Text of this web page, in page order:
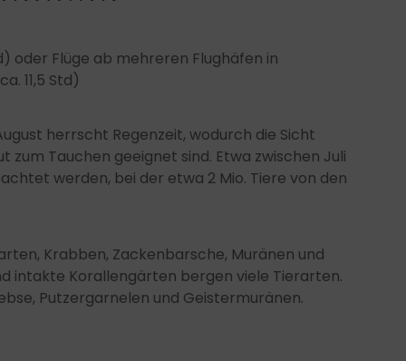
oder Flüge ab mehreren Flughäfen in
11,5 Std)
herrscht Regenzeit, wodurch die Sicht
Tauchen geeignet sind. Etwa zwischen Juli
werden, bei der etwa 2 Mio. Tiere von den
Krabben, Zackenbarsche, Muränen und
intakte Korallengärten bergen viele Tierarten.
Putzergarnelen und Geistermuränen.